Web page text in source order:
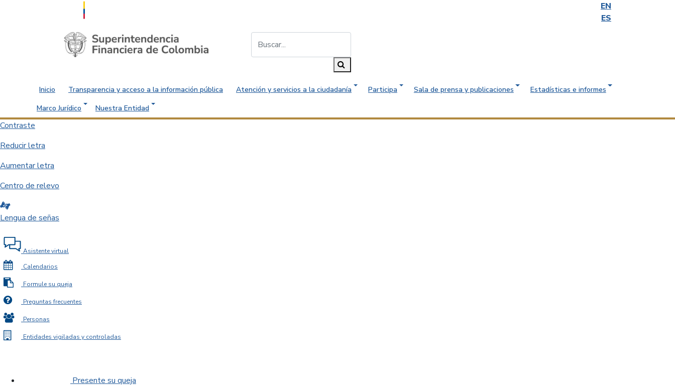
EN
ES
Saltar al contenido principal
Inicio Transparencia y acceso a la información pública Atención y servicios a la ciudadanía Participa Sala de prensa y publicaciones
Estadísticas e informes
Marco Jurídico
Nuestra Entidad
Contraste
Reducir letra
Aumentar letra
Centro de relevo
Lengua de señas
Asistente virtual
Calendarios
Formule su queja
Preguntas frecuentes
Personas
Entidades vigiladas y controladas
Presente su queja